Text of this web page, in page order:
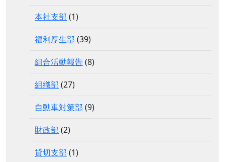
本社支部 (1)
福利厚生部 (39)
組合活動報告(8)
組織部 (27)
自動車対策部 (9)
財政部 (2)
貸切支部 (1)